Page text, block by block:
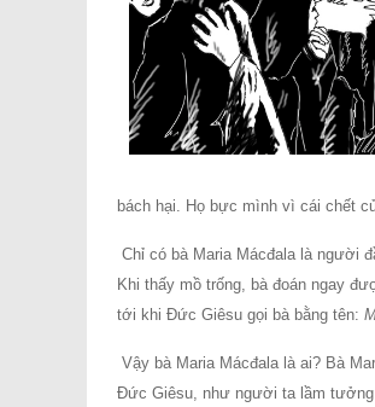
bách hại. Họ bực mình vì cái chết
Chỉ có bà Maria Mácđala là người
Khi thấy mồ trống, bà đoán ngay
tới khi Ðức Giêsu gọi bà bằng tên:
Vậy bà Maria Mácđala là ai? Bà
Ðức Giêsu, như người ta lầm tưởng